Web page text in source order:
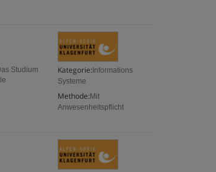
Kategorie: Informations
Systeme
Methode: Mit
Anwesenheitspflicht
Studium